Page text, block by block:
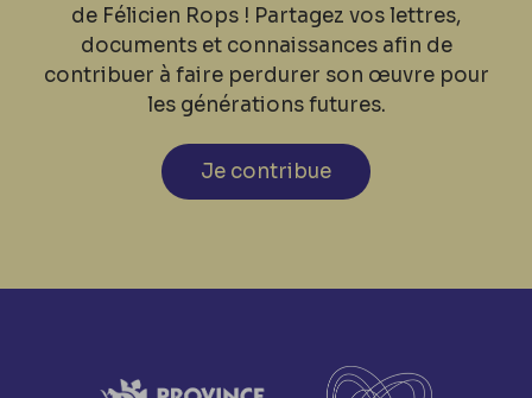
de Félicien Rops ! Partagez vos lettres,
documents et connaissances afin de
contribuer à faire perdurer son œuvre pour
les générations futures.
Je contribue